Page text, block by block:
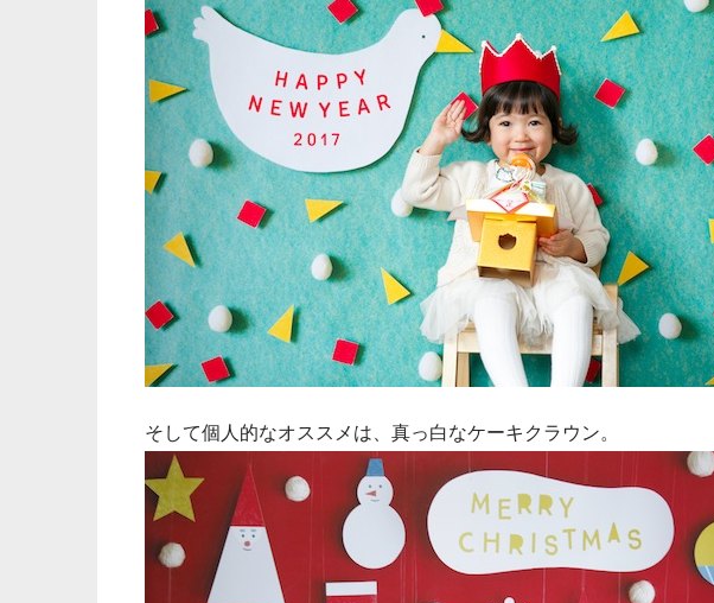
そして個人的なオススメは、真っ白なケーキクラウン。